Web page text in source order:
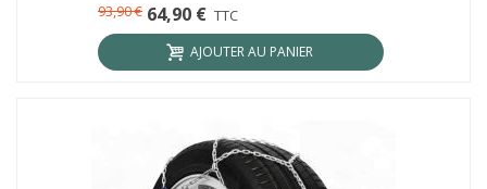
64,90 € TTC
93,90 €
AJOUTER AU PANIER